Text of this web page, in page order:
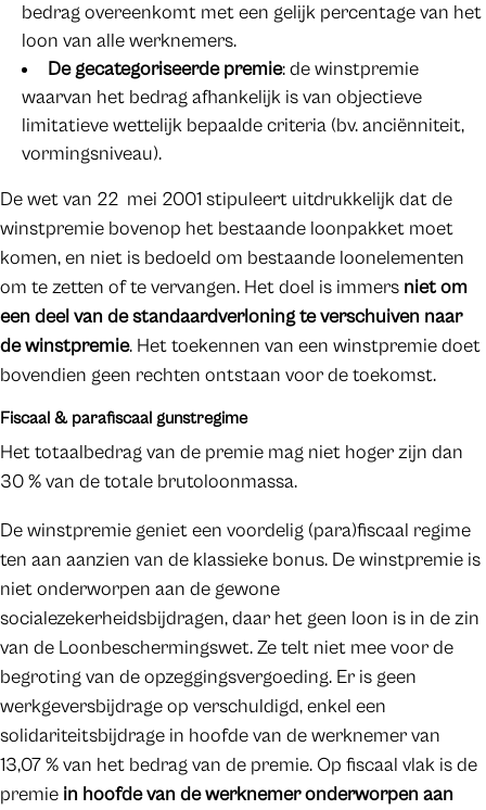
bedrag overeenkomt met een gelijk percentage van het
loon van alle werknemers.
De gecategoriseerde premie: de winstpremie
waarvan het bedrag afhankelijk is van objectieve
limitatieve wettelijk bepaalde criteria (bv. anciënniteit,
vormingsniveau).
De wet van 22 mei 2001 stipuleert uitdrukkelijk dat de
winstpremie bovenop het bestaande loonpakket moet
komen, en niet is bedoeld om bestaande loonelementen
om te zetten of te vervangen. Het doel is immers niet om
een deel van de standaardverloning te verschuiven naar
de winstpremie. Het toekennen van een winstpremie doet
bovendien geen rechten ontstaan voor de toekomst.
Fiscaal & parafiscaal gunstregime
Het totaalbedrag van de premie mag niet hoger zijn dan
30 % van de totale brutoloonmassa.
De winstpremie geniet een voordelig (para)fiscaal regime
ten aan aanzien van de klassieke bonus. De winstpremie is
niet onderworpen aan de gewone
socialezekerheidsbijdragen, daar het geen loon is in de zin
van de Loonbeschermingswet. Ze telt niet mee voor de
begroting van de opzeggingsvergoeding. Er is geen
werkgeversbijdrage op verschuldigd, enkel een
solidariteitsbijdrage in hoofde van de werknemer van
13,07 % van het bedrag van de premie. Op fiscaal vlak is de
premie in hoofde van de werknemer onderworpen aan